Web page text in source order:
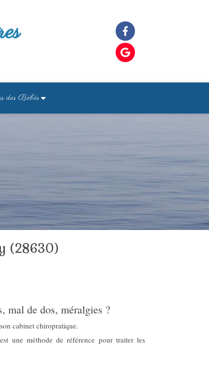
des Bébés
(28630)
mal de dos, méralgies ?
cabinet chiropratique.
une méthode de référence pour traiter les